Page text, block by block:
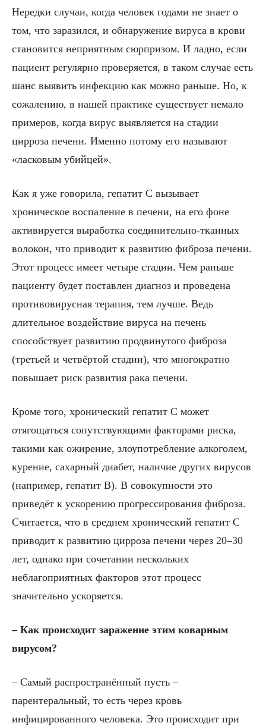
Нередки случаи, когда человек годами не знает о
том, что заразился, и обнаружение вируса в крови
становится неприятным сюрпризом. И ладно, если
пациент регулярно проверяется, в таком случае есть
шанс выявить инфекцию как можно раньше. Но, к
сожалению, в нашей практике существует немало
примеров, когда вирус выявляется на стадии
цирроза печени. Именно потому его называют
«ласковым убийцей».
Как я уже говорила, гепатит С вызывает
хроническое воспаление в печени, на его фоне
активируется выработка соединительно-тканных
волокон, что приводит к развитию фиброза печени.
Этот процесс имеет четыре стадии. Чем раньше
пациенту будет поставлен диагноз и проведена
противовирусная терапия, тем лучше. Ведь
длительное воздействие вируса на печень
способствует развитию продвинутого фиброза
(третьей и четвёртой стадии), что многократно
повышает риск развития рака печени.
Кроме того, хронический гепатит С может
отягощаться сопутствующими факторами риска,
такими как ожирение, злоупотребление алкоголем,
курение, сахарный диабет, наличие других вирусов
(например, гепатит В). В совокупности это
приведёт к ускорению прогрессирования фиброза.
Считается, что в среднем хронический гепатит С
приводит к развитию цирроза печени через 20–30
лет, однако при сочетании нескольких
неблагоприятных факторов этот процесс
значительно ускоряется.
– Как происходит заражение этим коварным
вирусом?
– Самый распространённый пусть –
парентеральный, то есть через кровь
инфицированного человека. Это происходит при